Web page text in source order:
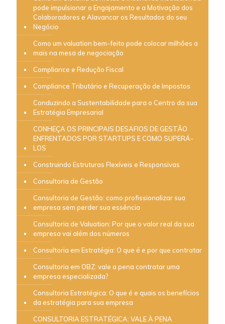
pode impulsionar o Engajamento e a Motivação dos
Colaboradores e Alavancar os Resultados do seu
Negócio
Como um valuation bem-feito pode colocar milhões a
mais na mesa de negociação
Compliance e Redução Fiscal
Compliance Tributário e Recuperação de Impostos
Conduzindo a Sustentabilidade para o Centro da sua
Estratégia Empresarial
CONHEÇA OS PRINCIPAIS DESAFIOS DE GESTÃO
ENFRENTADOS POR STARTUPS E COMO SUPERÁ-
LOS
Construindo Estruturas Flexíveis e Responsivas
Consultoria de Gestão
Consultoria de Gestão: como profissionalizar sua
empresa sem perder sua essência
Consultoria de Valuation: Por que o valor real da sua
empresa vai além dos números
Consultoria em Estratégia: O que é e por que contratar
Consultoria em OBZ: vale a pena contratar uma
empresa especializada?
Consultoria Estratégica: O que é e quais os benefícios
da estratégia para sua empresa
CONSULTORIA ESTRATÉGICA: VALE À PENA